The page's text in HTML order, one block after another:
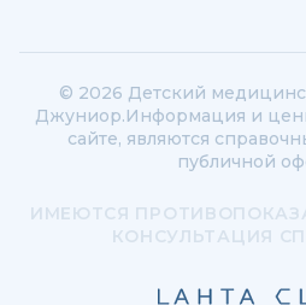
© 2026 Детский
Джуниор.Информация и
сайте, являются
публичной
ИМЕЮТСЯ
КОНСУЛЬТАЦИЯ